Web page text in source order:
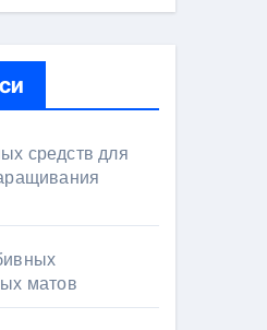
средств для
матов